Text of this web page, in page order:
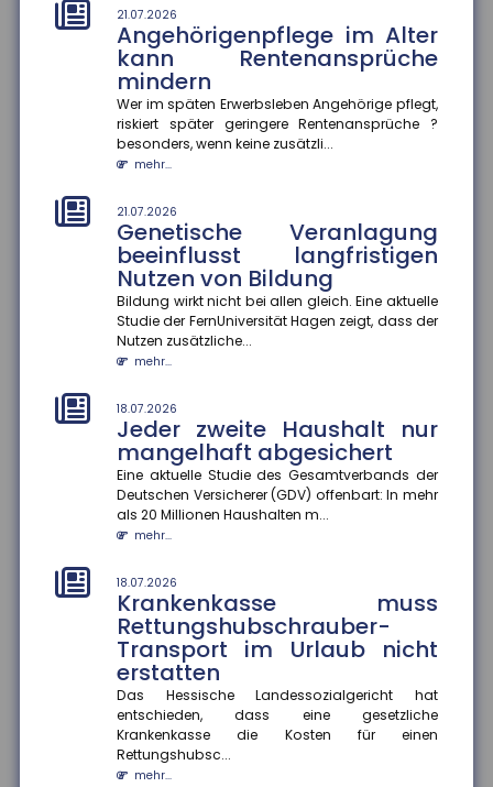
21.07.2026
Angehörigenpflege im Alter
kann Rentenansprüche
mindern
Wer im späten Erwerbsleben Angehörige pflegt,
riskiert später geringere Rentenansprüche ?
besonders, wenn keine zusätzli...
mehr...
21.07.2026
Genetische Veranlagung
beeinflusst langfristigen
Nutzen von Bildung
Bildung wirkt nicht bei allen gleich. Eine aktuelle
Studie der FernUniversität Hagen zeigt, dass der
Nutzen zusätzliche...
mehr...
18.07.2026
Jeder zweite Haushalt nur
mangelhaft abgesichert
Eine aktuelle Studie des Gesamtverbands der
Deutschen Versicherer (GDV) offenbart: In mehr
als 20 Millionen Haushalten m...
mehr...
18.07.2026
Krankenkasse muss
Rettungshubschrauber-
Transport im Urlaub nicht
erstatten
Das Hessische Landessozialgericht hat
entschieden, dass eine gesetzliche
Krankenkasse die Kosten für einen
Rettungshubsc...
mehr...
Vernetzung von Ermi...
mehr...
18.07.2026
Gründer-Persönlichkeit
beeinflusst Krisenbewältigung
von Start-ups
Eine Studie des ZEW Mannheim und der Technischen
Gründer:innen entsche...
mehr...
18.07.2026
Wohnungseigentümer können
Einbau von Klima-Splitgeräten
verlangen
Der Bundesgerichtshof hat entschieden, dass
Voraussetzungen den Einbau eines Klima-S...
mehr...
18.07.2026
Gesundheitskampagnen zu
Hitze in Europa
Extreme Hitzeperioden nehmen in Europa zu. Eine
Kommunikationskampagnen zum Hitzeschut...
mehr...
14.07.2026
Wer haftet bei grob
verkehrswidriger E-Scooter-
Nutzung?
Das Amtsgericht München hat entschieden, dass bei
grob verkehrswidriger Nutzung eines E-Scooters der
Fahrer im Falle ein...